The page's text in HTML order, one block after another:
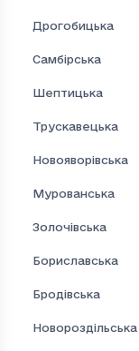
Дрогобицька
Самбірська
Шептицька
Трускавецька
Новояворівська
Мурованська
Золочівська
Бориславська
Бродівська
Новороздільська